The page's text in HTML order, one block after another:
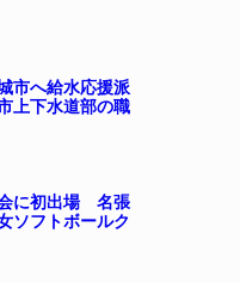
市へ給水応援派
上下水道部の職
に初出場 名張
ソフトボールク